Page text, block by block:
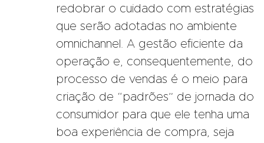
redobrar o cuidado com estratégias
que serão adotadas no ambiente
omnichannel. A gestão eficiente da
operação e, consequentemente, do
processo de vendas é o meio para
criação de “padrões” de jornada do
consumidor para que ele tenha uma
boa experiência de compra, seja